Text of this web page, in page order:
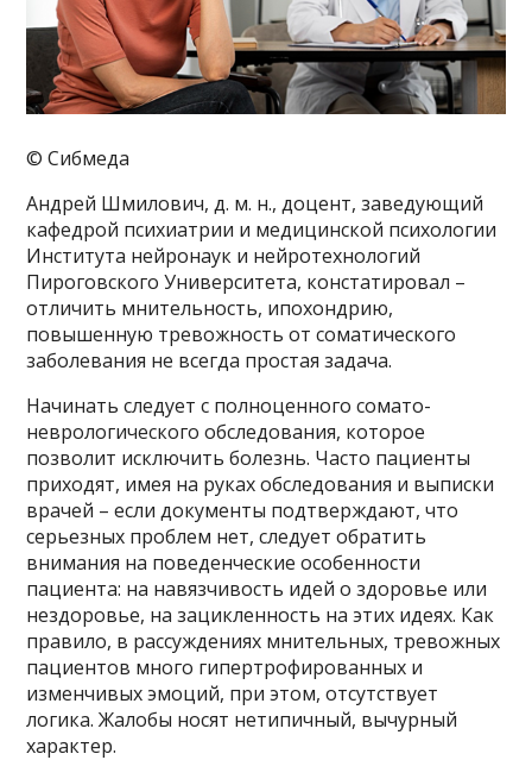
© Сибмеда
Андрей Шмилович, д. м. н., доцент, заведующий
кафедрой психиатрии и медицинской психологии
Института нейронаук и нейротехнологий
Пироговского Университета, констатировал –
отличить мнительность, ипохондрию,
повышенную тревожность от соматического
заболевания не всегда простая задача.
Начинать следует с полноценного сомато-
неврологического обследования, которое
позволит исключить болезнь. Часто пациенты
приходят, имея на руках обследования и выписки
врачей – если документы подтверждают, что
серьезных проблем нет, следует обратить
внимания на поведенческие особенности
пациента: на навязчивость идей о здоровье или
нездоровье, на зацикленность на этих идеях. Как
правило, в рассуждениях мнительных, тревожных
пациентов много гипертрофированных и
изменчивых эмоций, при этом, отсутствует
логика. Жалобы носят нетипичный, вычурный
характер.